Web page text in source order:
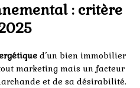
: critère
d’un bien immobilier
marketing mais un facteur
et de sa désirabilité.